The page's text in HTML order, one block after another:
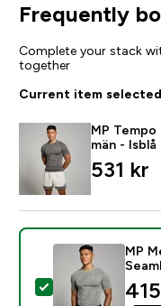
Frequently
Complete your stack
together
Current item selected
MP
män - Isblå
531 kr‎
Select this
MP